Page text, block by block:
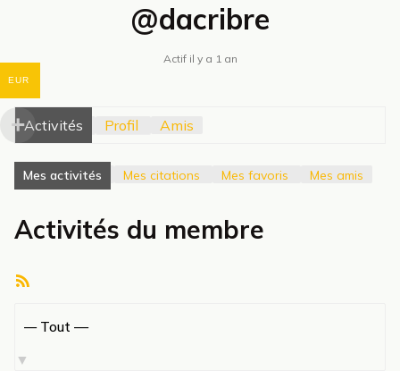
@dacribre
Actif il y a 1 an
Activités Profil Amis
Mes activités Mes citations Mes favoris Mes amis
Activités du membre
par
EUR